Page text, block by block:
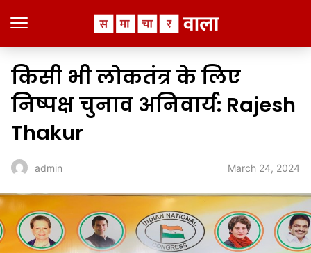
किसी भी लोकतंत्र के लिए
निष्पक्ष चुनाव अनिवार्य: Rajesh
Thakur
admin March 24, 2024